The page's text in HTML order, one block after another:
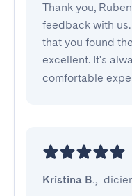
Thank you,
feedback with
that you found
excellent. It's
comfortable
Kristina B.,